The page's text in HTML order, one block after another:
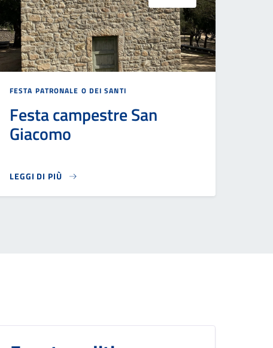
FESTA PATRONALE O DEI SANTI
Festa campestre San
Giacomo
LEGGI DI PIÙ